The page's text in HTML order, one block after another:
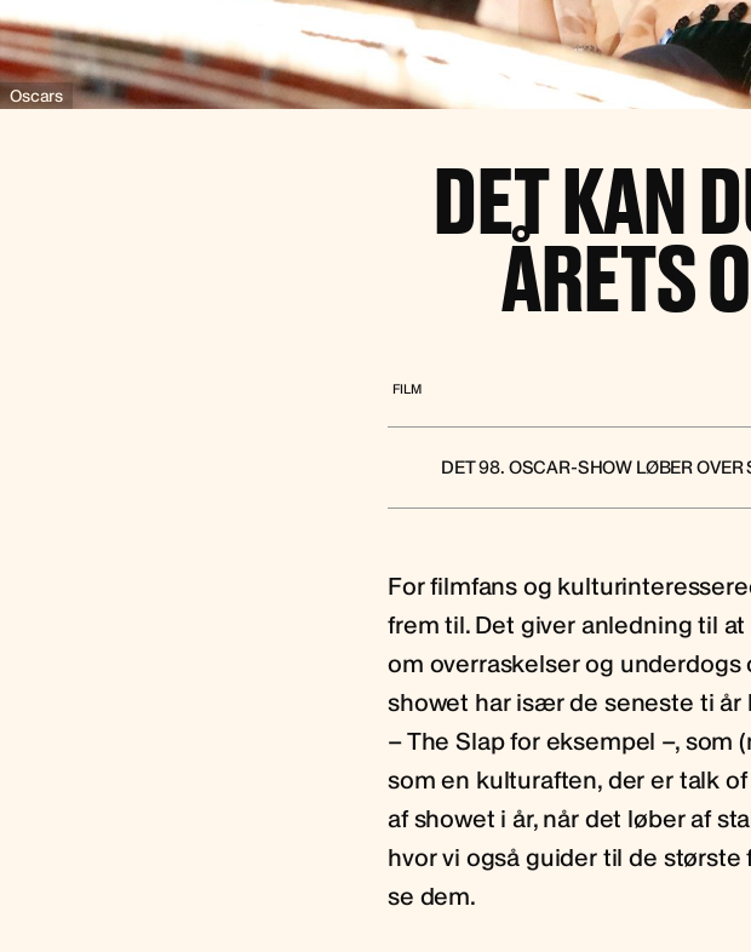
Oscars
DET KAN
ÅRETS
FILM
DET 98. OSCAR-SHOW LØBER
For filmfans og
frem til. Det giver anledning til
om overraskelser og
showet har især de seneste ti
– The Slap for eksempel –, som
som en kulturaften, der er talk
af showet i år, når det løber af
hvor vi også guider til de
se dem.